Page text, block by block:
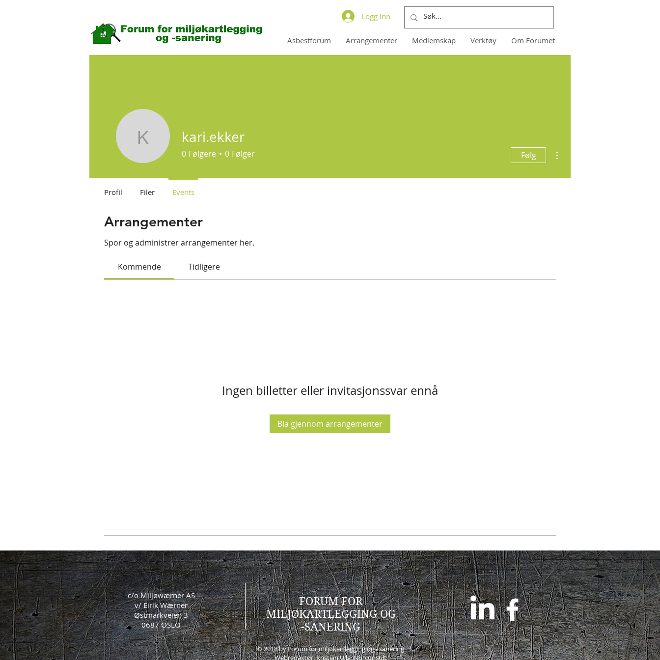
Logg inn
Asbestforum Arrangementer Medlemskap Verktøy Om Forumet
Arrangementer
Spor og administrer arrangementer her.
Kommende Tidligere
Ingen billetter eller invitasjonssvar ennå
Bla gjennom arrangementer
kari.ekker
kari.ekker
0 Følgere 0 Følger Følg
Profil Filer Events
© 2018 by Forum for miljøkartlegging og - sanering
Webredaktør: Kristian Ulla, Norconsult
c/o Miljøwærner AS
v/ Eirik Wærner
Østmarkveien 3
0687 OSLO
FORUM FOR
MILJØKARTLEGGING OG
-SANERING